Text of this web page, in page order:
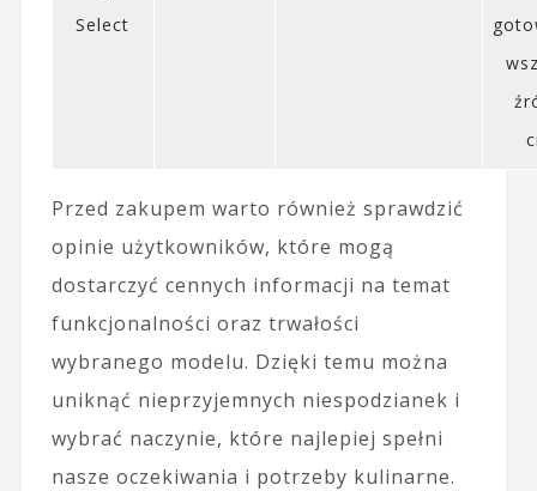
Select
Przed zakupem warto również sprawdzić
opinie użytkowników, które mogą
dostarczyć cennych informacji na temat
funkcjonalności oraz trwałości
wybranego modelu. Dzięki temu można
uniknąć nieprzyjemnych niespodzianek i
wybrać naczynie, które najlepiej spełni
nasze oczekiwania i potrzeby kulinarne.